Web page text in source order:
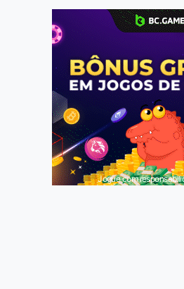
Jogue com